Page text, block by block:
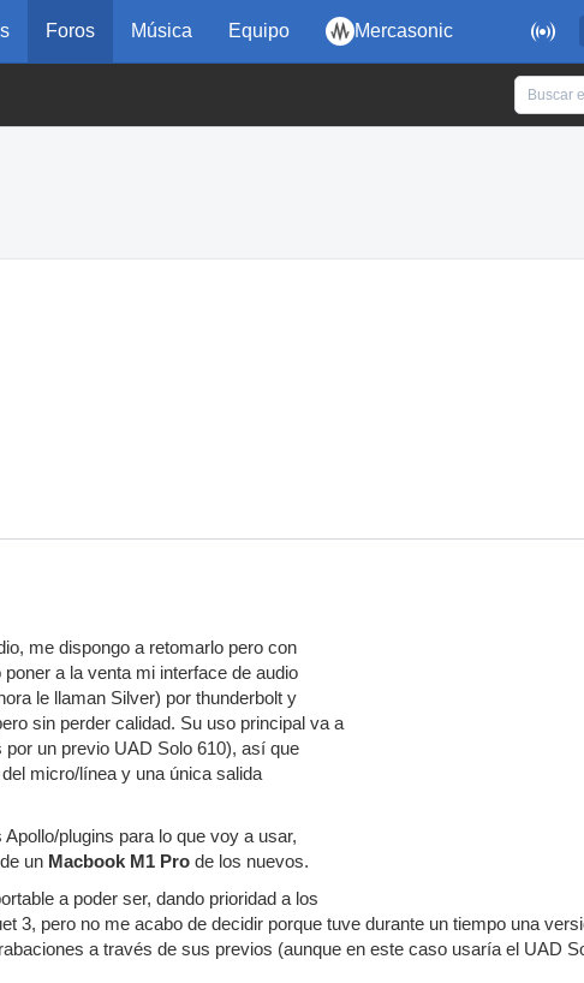

Foros Música Equipo Mercasonic
me dispongo a retomarlo pero con
a la venta mi interface de audio
le llaman Silver) por thunderbolt y
sin perder calidad. Su uso principal va a
un previo UAD Solo 610), así que
micro/línea y una única salida
plugins para lo que voy a usar,
un Macbook M1 Pro de los nuevos.
a poder ser, dando prioridad a los
3, pero no me acabo de decidir porque tuve durante un tiempo una
a través de sus previos (aunque en este caso usaría el UAD